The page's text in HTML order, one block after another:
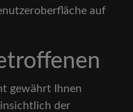
auf
gewährt Ihnen
der